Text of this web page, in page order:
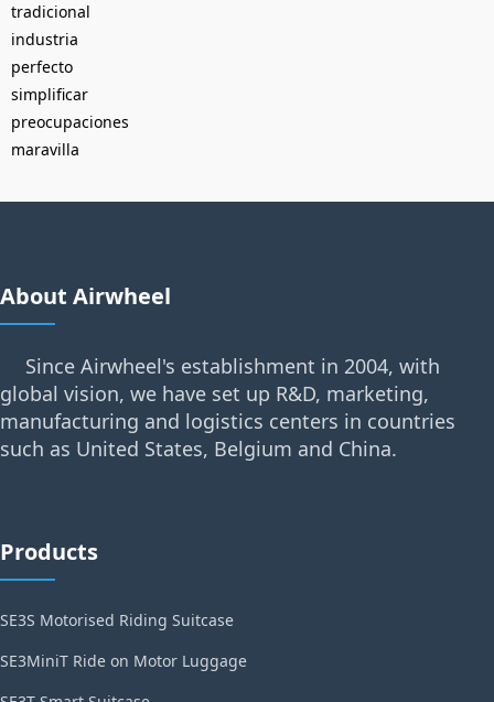
tradicional
industria
perfecto
simplificar
preocupaciones
maravilla
About Airwheel
Since Airwheel's establishment in 2004, with
global vision, we have set up R&D, marketing,
manufacturing and logistics centers in countries
such as United States, Belgium and China.
Products
SE3S Motorised Riding Suitcase
SE3MiniT Ride on Motor Luggage